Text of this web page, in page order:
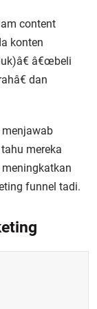
content
konten
â€œbeli
dan
mereka
funnel tadi.